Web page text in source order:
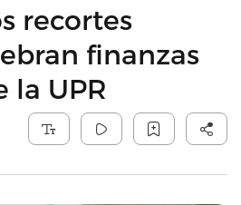
recortes
finanzas
la UPR